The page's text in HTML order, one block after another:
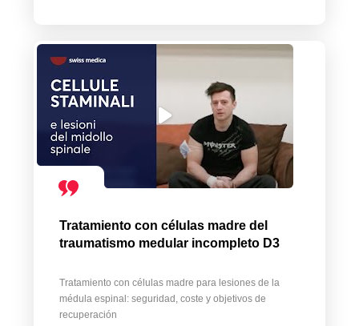
Tratamiento con células madre del
traumatismo medular incompleto D3
Tratamiento con células madre para lesiones de la
médula espinal: seguridad, coste y objetivos de
recuperación